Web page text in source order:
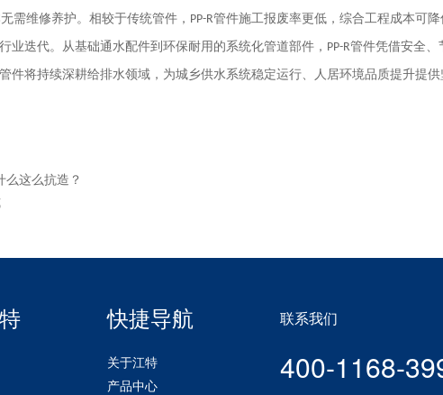
需维修养护。相较于传统管件， PP-R管件施工报废率更低，综合工程成本可降
业迭代。从基础通水配件到环保耐用的系统化管道部件， PP-R管件凭借安全、
管件将持续深耕给排水领域，为城乡供水系统稳定运行、人居环境品质提升提供
这么抗造？
快捷导航
关于江特
产品中心
联系我们
400-1168-